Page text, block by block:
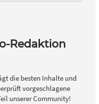
Redaktion
die besten Inhalte und
vorgeschlagene
unserer Community!